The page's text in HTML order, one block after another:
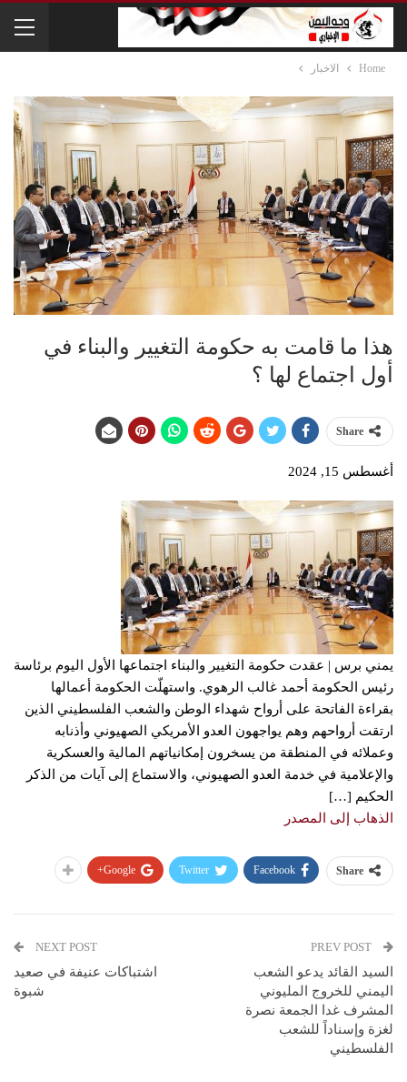
Home الاخبار
هذا ما قامت به حكومة التغيير والبناء في
أول اجتماع لها ؟
Share
أغسطس 15, 2024
يمني برس | عقدت حكومة التغيير والبناء اجتماعها الأول اليوم برئاسة
رئيس الحكومة أحمد غالب الرهوي. واستهلّت الحكومة أعمالها
بقراءة الفاتحة على أرواح شهداء الوطن والشعب الفلسطيني الذين
ارتقت أرواحهم وهم يواجهون العدو الأمريكي الصهيوني وأذنابه
وعملائه في المنطقة من يسخرون إمكانياتهم المالية والعسكرية
والإعلامية في خدمة العدو الصهيوني، والاستماع إلى آيات من الذكر
الحكيم […]
الذهاب إلى المصدر
Share
Facebook
Twitter
Google+
السيد القائد يدعو الشعب
اليمني للخروج المليوني
المشرف غدا الجمعة نصرة
لغزة وإسناداً للشعب
الفلسطيني
NEXT POST
اشتباكات عنيفة في صعيد
شبوة